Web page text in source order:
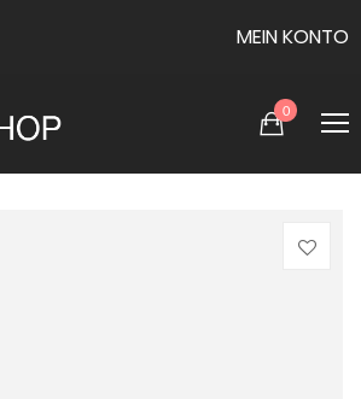
MEIN KONTO
0